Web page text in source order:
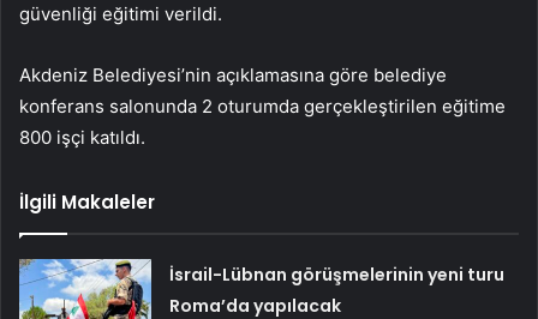
güvenliği eğitimi verildi.
Akdeniz Belediyesi’nin açıklamasına göre belediye
konferans salonunda 2 oturumda gerçekleştirilen eğitime
800 işçi katıldı.
İlgili Makaleler
İsrail-Lübnan görüşmelerinin yeni turu
Roma’da yapılacak